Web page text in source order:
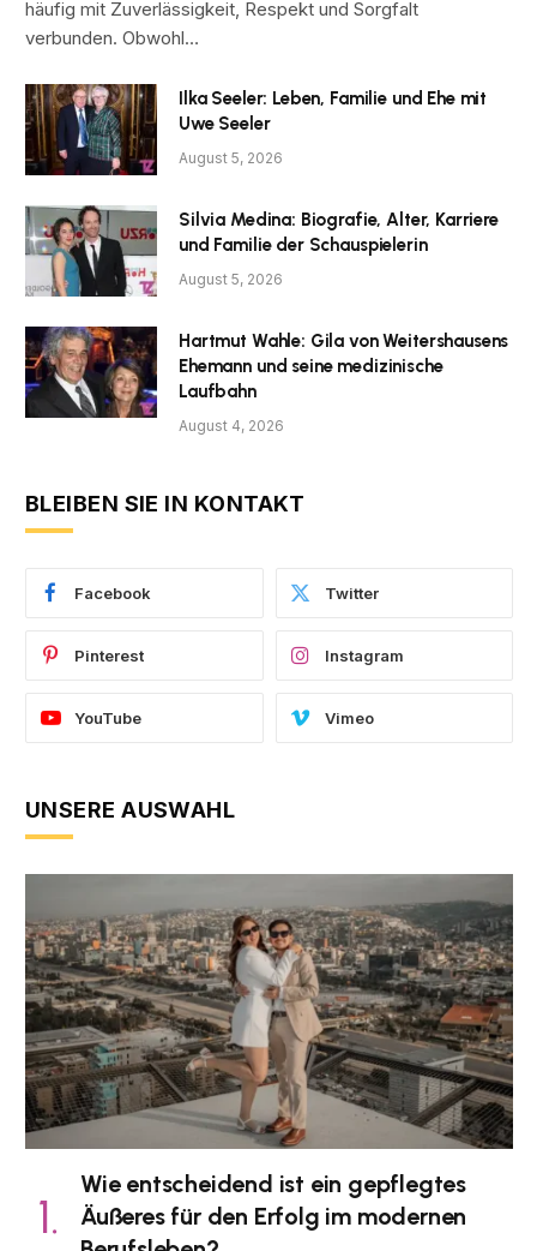
häufig mit Zuverlässigkeit, Respekt und Sorgfalt
verbunden. Obwohl…
Ilka Seeler: Leben, Familie und Ehe mit
Uwe Seeler
August 5, 2026
Silvia Medina: Biografie, Alter, Karriere
und Familie der Schauspielerin
August 5, 2026
Hartmut Wahle: Gila von Weitershausens
Ehemann und seine medizinische
Laufbahn
August 4, 2026
BLEIBEN SIE IN KONTAKT
Facebook Twitter
Pinterest Instagram
YouTube Vimeo
UNSERE AUSWAHL
Wie entscheidend ist ein gepflegtes
Äußeres für den Erfolg im modernen